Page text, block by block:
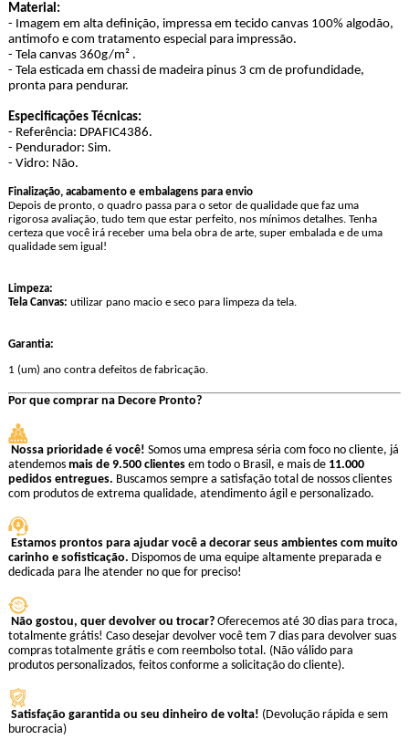
Material:
- Imagem em alta definição, impressa em tecido canvas 100% algodão,
antimofo e com tratamento especial para impressão.
- Tela canvas 360g/m² .
- Tela esticada em chassi de madeira pinus 3 cm de profundidade,
pronta para pendurar.
Especificações Técnicas:
- Referência: DPAFIC4386.
- Pendurador: Sim.
- Vidro: Não.
Finalização, acabamento e embalagens para envio
Depois de pronto, o quadro passa para o setor de qualidade que faz uma
rigorosa avaliação, tudo tem que estar perfeito, nos mínimos detalhes. Tenha
certeza que você irá receber uma bela obra de arte, super embalada e de uma
qualidade sem igual!
Limpeza:
Tela Canvas: utilizar pano macio e seco para limpeza da tela.
Garantia:
1 (um) ano contra defeitos de fabricação.
Por que comprar na Decore Pronto?
Nossa prioridade é você! Somos uma empresa séria com foco no cliente, j
atendemos mais de 9.500 clientesem todo o Brasil, e mais de 11.000
pedidos entregues. Buscamos sempre a satisfação total de nossos clientes
com produtos de extrema qualidade, atendimento ágil e personalizado.
Estamos prontos para ajudar você a decorar seus ambientes com muito
carinho e sofisticação. Dispomos de uma equipe altamente preparada e
dedicada para lhe atender no que for preciso!
Não gostou, quer devolver ou trocar? Oferecemos até 30 dias para troca,
totalmente grátis! Caso desejar devolver você tem 7 dias para devolver suas
compras totalmente grátis e com reembolso total. (Não válido para
produtos personalizados, feitos conforme a solicitação do cliente).
Satisfação garantida ou seu dinheiro de volta! (Devolução rápida e sem
burocracia)